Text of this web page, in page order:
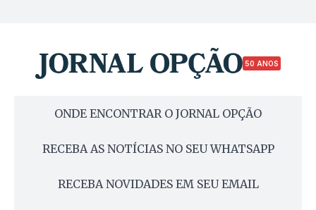
50 ANOS
ONDE ENCONTRAR O JORNAL OPÇÃO
RECEBA AS NOTÍCIAS NO SEU WHATSAPP
RECEBA NOVIDADES EM SEU EMAIL